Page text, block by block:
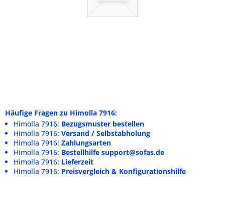
Häufige Fragen zu Himolla 7916:
Himolla 7916: Bezugsmuster bestellen
Himolla 7916: Versand / Selbstabholung
Himolla 7916: Zahlungsarten
Himolla 7916: Bestellhilfe support@sofas.de
Himolla 7916: Lieferzeit
Himolla 7916: Preisvergleich & Konfigurationshilfe